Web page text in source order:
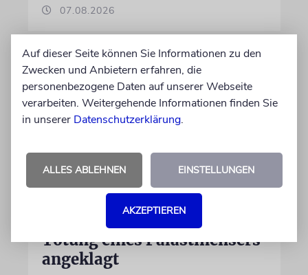
07.08.2026
Israelischer Siedler wegen
Tötung eines Palästinensers
angeklagt
Auf dieser Seite können Sie Informationen zu den
Zwecken und Anbietern erfahren, die
personenbezogene Daten auf unserer Webseite
verarbeiten. Weitergehende Informationen finden Sie
in unserer Datenschutzerklärung.
ALLES ABLEHNEN EINSTELLUNGEN
AKZEPTIEREN